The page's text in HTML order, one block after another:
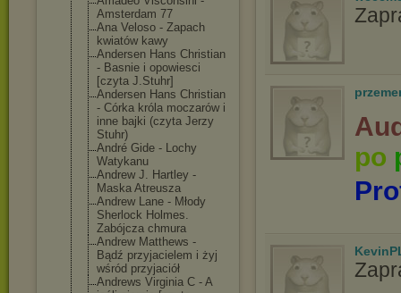
Amsterdam 77
Ana Veloso - Zapach
kwiatów kawy
Andersen Hans Christian
- Basnie i opowiesci
[czyta J.Stuhr]
Andersen Hans Christian
- Córka króla moczarów i
inne bajki (czyta Jerzy
Stuhr)
André Gide - Lochy
Watykanu
Andrew J. Hartley -
Maska Atreusza
Andrew Lane - Młody
Sherlock Holmes.
Zabójcza chmura
Andrew Matthews -
Bądź przyjacielem i żyj
wśród przyjaciół
Andrews Virginia C - A
po